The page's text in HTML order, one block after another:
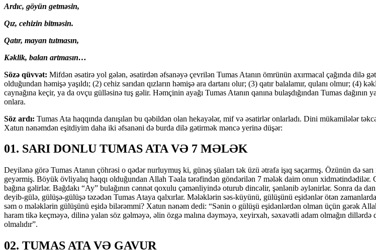
Ardıc, göyün getməsin,
Qız, cehizin bitməsin.
Qatır, mayan tutmasın,
Kəklik, balan artmasın…
Sözə qüvvət: Mifdən əsatirə yol gələn, əsatirdən əfsanəyə çevrilən Tumas Atanın ömrünün axırmacal çağında dilə
olduğundan həmişə yaşıldı; (2) cehiz sarıdan qız­ların həmişə ara dartanı olur; (3) qatır balalamır, qulanı olmur; (4)
caynağına keçir, ya da ovçu gül­ləsinə tuş gəlir. Həmçinin ayağı Tumas Atanın qanına bu­laş­dı­ğından Tumas
onlara.
Söz ardı: Tumas Ata haqqında danışılan bu qəbildən olan hekayələr, mif və əsatirlər onlarladı. Dini mükamilələr
Xatun nənəmdən eşitdiyim daha iki əf­sa­nəni də burda dilə gətirmək məncə yerinə düşər:
01. SARI DONLU TUMAS ATA VƏ 7 MƏLƏK
Deyilənə görə Tumas Atanın çöhrəsi o qədər nurluymuş ki, günəş şüaları tək üzü ətrafa işıq saçarmış. Özünün də
geyərmiş. Böyük övliyalıq haqqı oldu­ğun­dan Allah Təala tərəfindən göndərilən 7 mələk daim onun
bağına gəlirlər. Bağdakı “Ay” bulağının cənnət qoxulu çəmənliyində oturub dincəlir, şənlənib əylənirlər. Sonra da
deyib-gülə, gü­lü­şə-gülüşə təzədən Tumas Ataya qalxırlar. Mələklərin səs-küyünü, gülüşünü eşidənlər ötən
səm o mələklərin gülüşünü eşidə bilərəmmi? Xatun nənəm dedi: “Sənin o gülüşü eşidənlərdən olman üçün gərək
haram tikə keçməyə, dilinə yalan söz gəl­mə­yə, əlin özgə malına dəyməyə, xeyirxah, səxavətli adam olmağın
olmalıdır”.
02. TUMAS ATA VƏ GAVUR